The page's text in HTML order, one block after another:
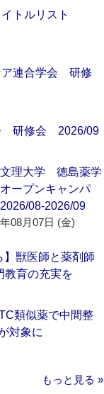
イトルリスト
ア連合学会 研修
研修会 2026/09
理大学 徳島薬学
ープンキャンパ
08-2026/09
08月07日 (金)
】獣医師と薬剤師
教育の充実を
類似薬で中間整
対象に
もっと見る »